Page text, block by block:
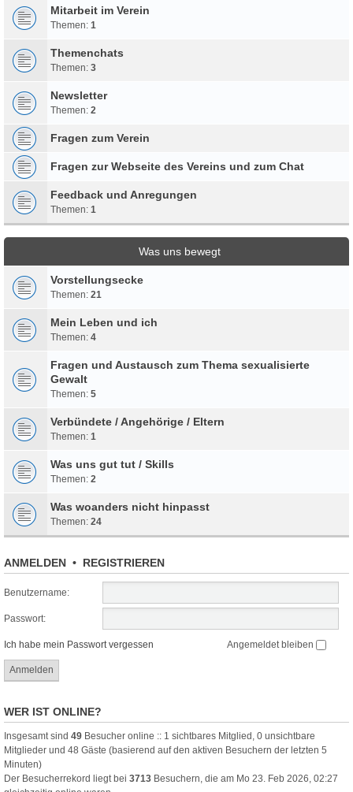
Mitarbeit im Verein
Themen: 1
Themenchats
Themen: 3
Newsletter
Themen: 2
Fragen zum Verein
Fragen zur Webseite des Vereins und zum Chat
Feedback und Anregungen
Themen: 1
Was uns bewegt
Vorstellungsecke
Themen: 21
Mein Leben und ich
Themen: 4
Fragen und Austausch zum Thema sexualisierte
Gewalt
Themen: 5
Verbündete / Angehörige / Eltern
Themen: 1
Was uns gut tut / Skills
Themen: 2
Was woanders nicht hinpasst
Themen: 24
ANMELDEN • REGISTRIEREN
Benutzername:
Passwort:
Ich habe mein Passwort vergessen Angemeldet bleiben
WER IST ONLINE?
Insgesamt sind 49 Besucher online :: 1 sichtbares Mitglied, 0 unsichtbare
Mitglieder und 48 Gäste (basierend auf den aktiven Besuchern der letzten 5
Minuten)
Der Besucherrekord liegt bei 3713 Besuchern, die am Mo 23. Feb 2026, 02:27